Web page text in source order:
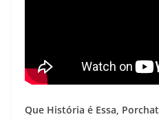
Que História é Essa,